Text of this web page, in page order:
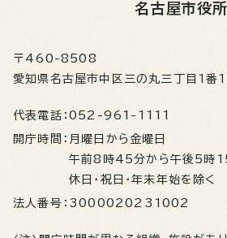
名古屋市役所
〒460-8508
愛知県名古屋市中区三の丸三丁目1番
代表電話： 052-961-1111
開庁時間： 月曜日から金曜日
午前8時45分から午後5時
休日・祝日・年末年始を除く
法人番号： 3000020231002